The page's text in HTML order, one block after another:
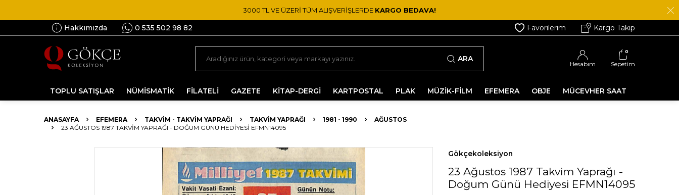
3000 TL VE ÜZERİ TÜM ALIŞVERİŞLERDE KARGO BEDAVA!
Hakkımızda 0 535 502 98 82 Favorilerim Kargo Takip
ARA
Hesabım
0
Sepetim
TOPLU SATIŞLAR NÜMİSMATİK FİLATELİ GAZETE KİTAP-DERGİ KARTPOSTAL PLAK MÜZİK-FİLM EFEMERA OBJE MÜCEVHER SAAT
ANASAYFA EFEMERA TAKVIM - TAKVIM YAPRAĞI TAKVIM YAPRAĞI 1981 - 1990
AĞUSTOS
23 AĞUSTOS 1987 TAKVIM YAPRAĞI - DOĞUM GÜNÜ HEDIYESI EFMN14095
Gökçekoleksiyon
23 Ağustos 1987 Takvim Yaprağı -
Doğum Günü Hediyesi EFMN14095